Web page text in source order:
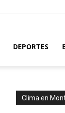
DEPORTES
Clima en